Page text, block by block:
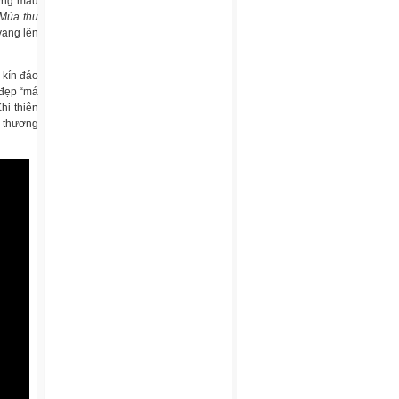
thu
lên
đáo
“má
thiên
thương